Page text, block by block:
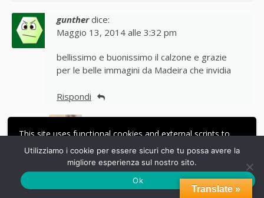
This site uses functional cookies and external scripts to
improve your experience.
LE MIE IMPOSTAZIONI
ACCETTA
gunther dice:
Maggio 13, 2014 alle 3:32 pm
bellissimo e buonissimo il calzone e grazie
per le belle immagini da Madeira che invidia
Rispondi
Maggio 14, 2014 alle 4:07 pm
Dai forza, parti! Grazie Gunther
Translate »
Utilizziamo i cookie per essere sicuri che tu possa avere la
migliore esperienza sul nostro sito.
Ok